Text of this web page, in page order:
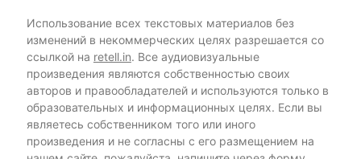
Использование всех текстовых материалов без
изменений в некоммерческих целях разрешается со
ссылкой на retell.in. Все аудиовизуальные
произведения являются собственностью своих
авторов и правообладателей и используются только в
образовательных и информационных целях. Если вы
являетесь собственником того или иного
произведения и не согласны с его размещением на